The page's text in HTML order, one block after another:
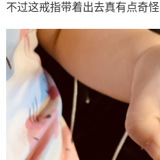
不过这戒指带着出去真有点奇怪